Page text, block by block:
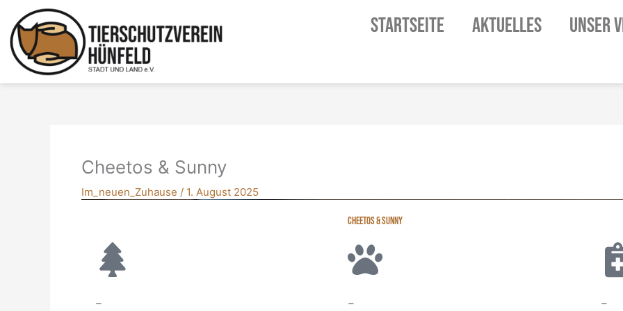
Inhalt
springen
STARTSEITE AKTUELLES UNSER
Cheetos & Sunny
Im_neuen_Zuhause / 1. August 2025
CHEETOS & SUNNY
– – –